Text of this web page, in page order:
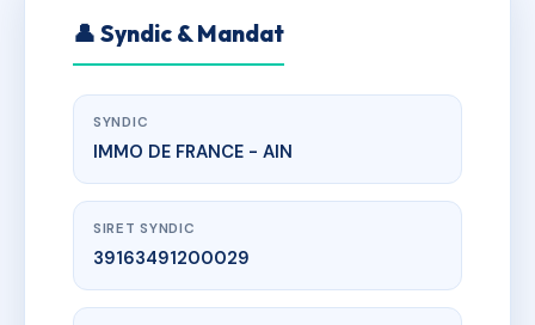
👤 Syndic & Mandat
SYNDIC
IMMO DE FRANCE - AIN
SIRET SYNDIC
39163491200029